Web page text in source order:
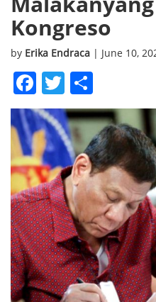
Kongreso
by Erika Endraca | June 10,
Facebook
Twitter